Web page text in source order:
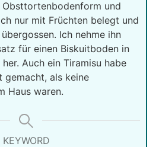
Obsttortenbodenform und
nur mit Früchten belegt und
Ich nehme ihn
für einen Biskuitboden in
Auch ein Tiramisu habe
gemacht, als keine
Haus waren.
KEYWORD